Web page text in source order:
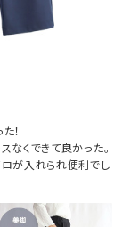
！
なくできて良かった。
ロが入れられ便利でし